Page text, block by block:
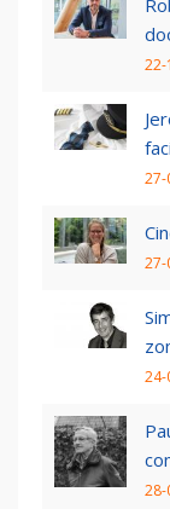
22-
27-
27-
24-
28-